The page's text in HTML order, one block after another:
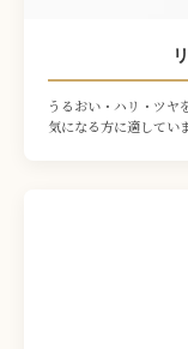
うるおい・ハリ・ツヤ
気になる方に適してい